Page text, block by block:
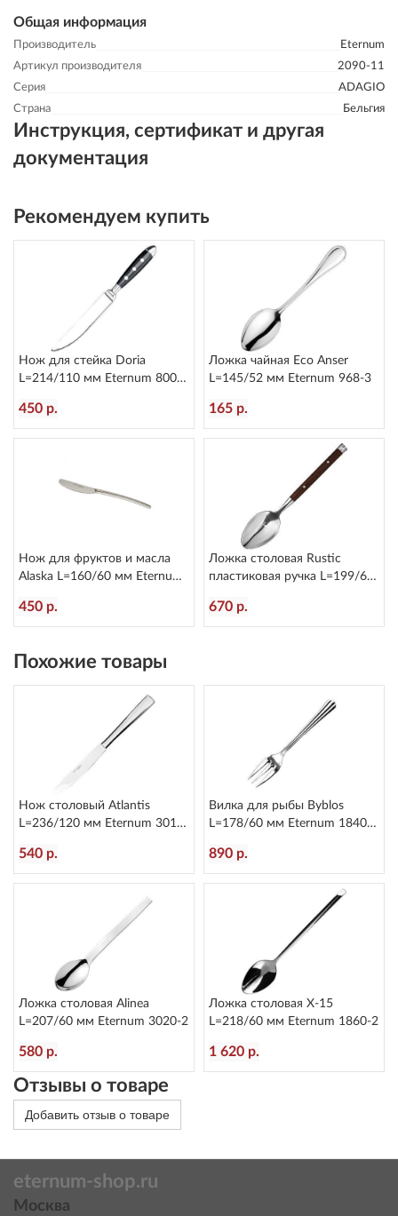
Общая информация
Производитель
Eternum
Артикул производителя
2090-11
Серия
ADAGIO
Страна
Бельгия
Инструкция, сертификат и другая
документация
Рекомендуем купить
Нож для стейка Doria
L=214/110 мм Eternum 8004-
450 р.
Ложка чайная Eco Anser
L=145/52 мм Eternum 968-3
165 р.
Нож для фруктов и масла
Alaska L=160/60 мм Eternum
450 р.
Ложка столовая Rustic
пластиковая ручка L=199/60
670 р.
Похожие товары
Нож столовый Atlantis
L=236/120 мм Eternum 3010-
540 р.
Вилка для рыбы Byblos
L=178/60 мм Eternum 1840-
890 р.
Ложка столовая Alinea
L=207/60 мм Eternum 3020-2
580 р.
Ложка столовая X-15
L=218/60 мм Eternum 1860-2
1 620 р.
Отзывы о товаре
Добавить отзыв о товаре
eternum-shop.ru
Москва